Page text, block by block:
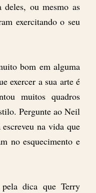
ou mesmo as
exercitando o seu
bom em alguma
exercer a sua arte é
muitos quadros
Pergunte ao Neil
na vida que
no esquecimento e
dica que Terry